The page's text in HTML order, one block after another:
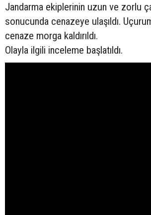
Jandarma ekiplerinin uzun ve zorlu
sonucunda cenazeye ulaşıldı.
cenaze morga kaldırıldı.
Olayla ilgili inceleme başlatıldı.